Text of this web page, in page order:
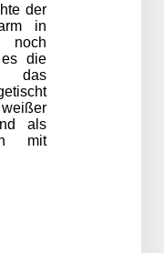
der
in
noch
es die
das
als
mit